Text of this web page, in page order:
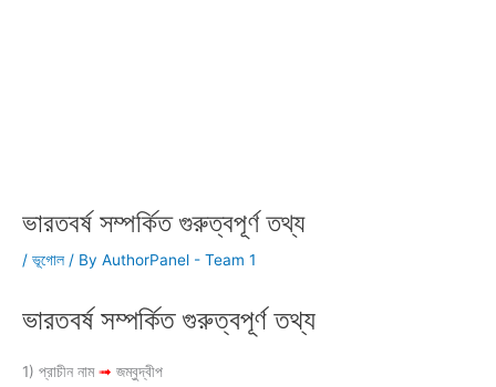
ভারতবর্ষ সম্পর্কিত গুরুত্বপূর্ণ তথ্য
/ ভূগোল / By AuthorPanel - Team 1
ভারতবর্ষ সম্পর্কিত গুরুত্বপূর্ণ তথ্য
1) প্রাচীন নাম➟ জম্বুদ্বীপ